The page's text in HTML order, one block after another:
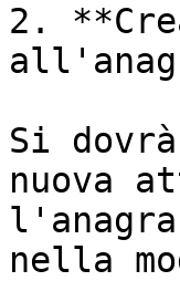
2.
Si
nuova
nella